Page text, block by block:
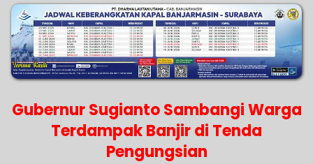
Gubernur Sugianto Sambangi Warga
Terdampak Banjir di Tenda
Pengungsian